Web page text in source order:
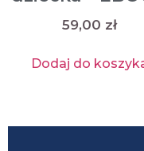
59,00 zł
Dodaj do